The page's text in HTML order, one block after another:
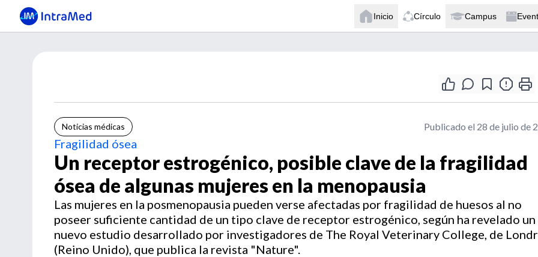
Inicio Círculo Campus
Noticias médicas Publicado el 28 de julio de
Fragilidad ósea
Un receptor estrogénico, posible clave de la fragilidad
ósea de algunas mujeres en la menopausia
Las mujeres en la posmenopausia pueden verse afectadas por fragilidad de huesos al no
poseer suficiente cantidad de un tipo clave de receptor estrogénico, según ha revelado un
nuevo estudio desarrollado por investigadores de The Royal Veterinary College, de
(Reino Unido), que publica la revista "Nature".